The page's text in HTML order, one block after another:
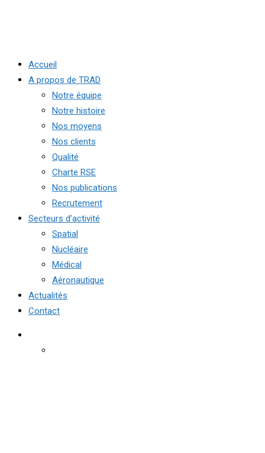
Accueil
A propos de TRAD
Notre équipe
Notre histoire
Nos moyens
Nos clients
Qualité
Charte RSE
Nos publications
Recrutement
Secteurs d’activité
Spatial
Nucléaire
Médical
Aéronautique
Actualités
Contact